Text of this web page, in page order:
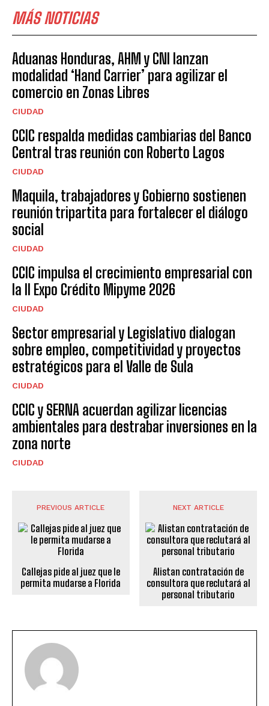
MÁS NOTICIAS
Aduanas Honduras, AHM y CNI lanzan
modalidad ‘Hand Carrier’ para agilizar el
comercio en Zonas Libres
CIUDAD
CCIC respalda medidas cambiarias del Banco
Central tras reunión con Roberto Lagos
CIUDAD
Maquila, trabajadores y Gobierno sostienen
reunión tripartita para fortalecer el diálogo
social
CIUDAD
CCIC impulsa el crecimiento empresarial con
la II Expo Crédito Mipyme 2026
CIUDAD
Sector empresarial y Legislativo dialogan
sobre empleo, competitividad y proyectos
estratégicos para el Valle de Sula
CIUDAD
CCIC y SERNA acuerdan agilizar licencias
ambientales para destrabar inversiones en la
zona norte
CIUDAD
PREVIOUS ARTICLE
Callejas pide al juez que le
permita mudarse a Florida
NEXT ARTICLE
Alistan contratación de
consultora que reclutará al
personal tributario